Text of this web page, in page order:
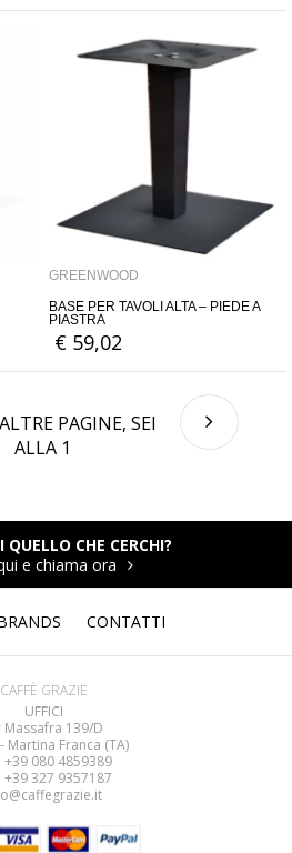
GREENWOOD
BASE PER TAVOLI ALTA – PIEDE A
PIASTRA
€ 59,02
PAGINE, SEI
ALLA 1
CHE CERCHI?
e chiama ora
CONTATTI
CAFFÈ GRAZIE
UFFICI
Massafra 139/D
Martina Franca (TA)
+39 0804859389
+39 327 9357187